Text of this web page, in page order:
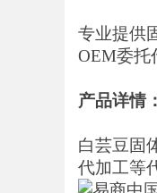
专业提供
OEM委托
产品详情
白芸豆固
代加工等